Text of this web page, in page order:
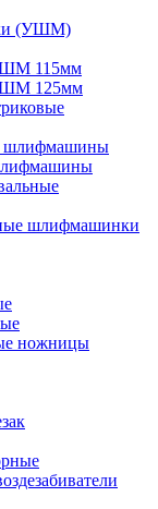
(УШМ)
115мм
125мм
шлифмашины
шлифмашинки
ножницы